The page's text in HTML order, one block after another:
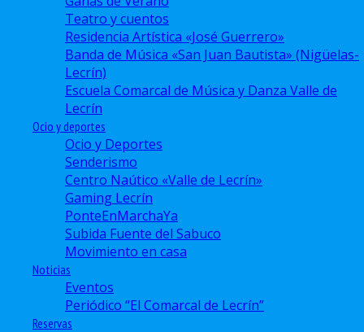
Teatro y cuentos
Residencia Artística «José Guerrero»
Banda de Música «San Juan Bautista» (Nigüelas-
Lecrín)
Escuela Comarcal de Música y Danza Valle de
Lecrín
Ocio y deportes
Ocio y Deportes
Senderismo
Centro Naútico «Valle de Lecrín»
Gaming Lecrín
PonteEnMarchaYa
Subida Fuente del Sabuco
Movimiento en casa
Noticias
Eventos
Periódico “El Comarcal de Lecrín”
Reservas